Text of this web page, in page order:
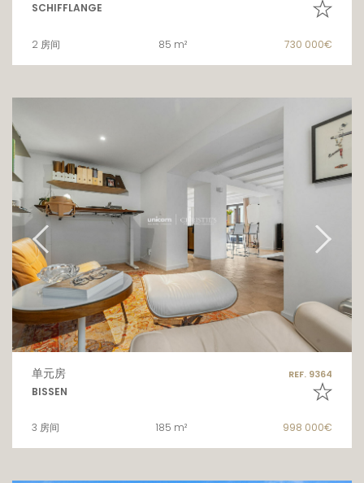
SCHIFFLANGE
2 房间 85 m² 730 000€
单元房 REF. 9364
BISSEN
3 房间 185 m² 998 000€